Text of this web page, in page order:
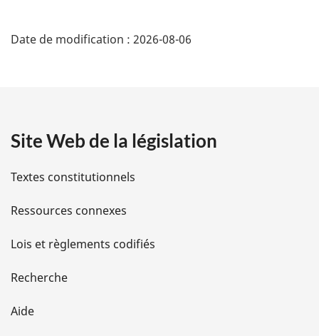
é
i
l
s
d
e
l
Date de modification : 2026-08-06
Site Web de la législation
Textes constitutionnels
Ressources connexes
Lois et règlements codifiés
Recherche
Aide